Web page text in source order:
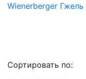
Wienerberger Гжель
Сортировать по: